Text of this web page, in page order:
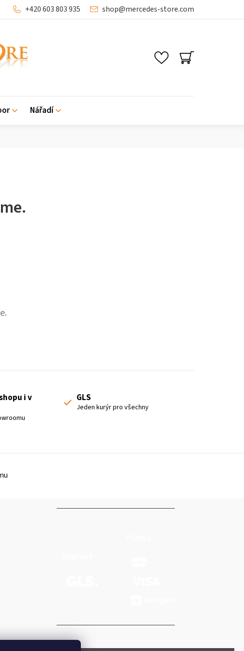
shop@mercedes-store.com
+420 603 803 935
NÁKUPNÍ
KOŠÍK
Nářadí
i v
GLS
Jeden kurýr pro všechny